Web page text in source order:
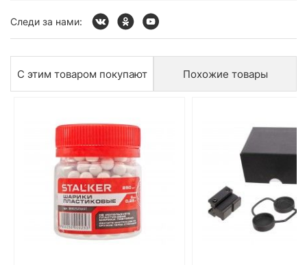
Следи за нами:
С этим товаром покупают Похожие товары